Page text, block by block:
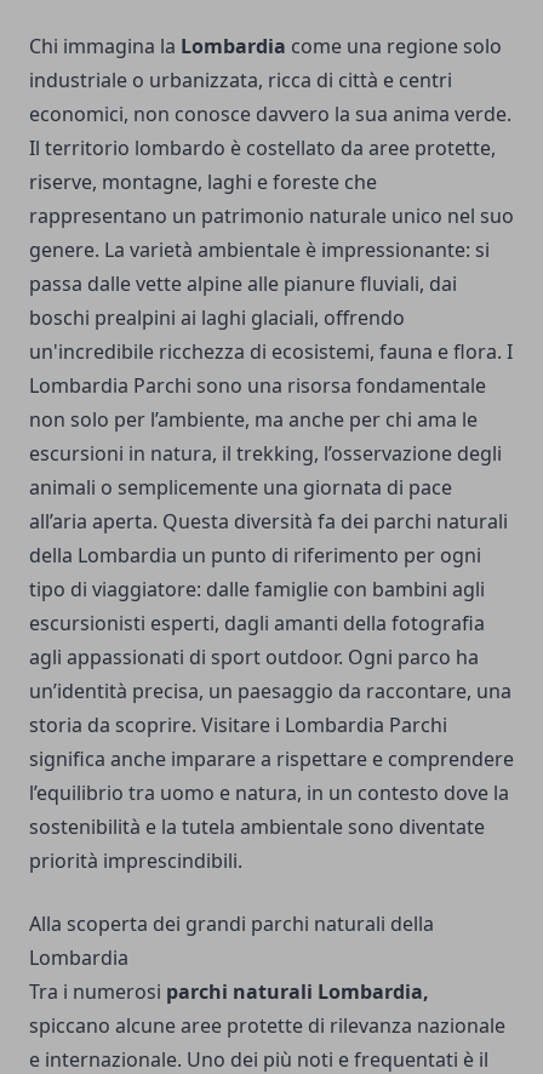
Chi immagina la Lombardia come una regione solo
industriale o urbanizzata, ricca di città e centri
economici, non conosce davvero la sua anima verde.
Il territorio lombardo è costellato da aree protette,
riserve, montagne, laghi e foreste che
rappresentano un patrimonio naturale unico nel suo
genere. La varietà ambientale è impressionante: si
passa dalle vette alpine alle pianure fluviali, dai
boschi prealpini ai laghi glaciali, offrendo
un'incredibile ricchezza di ecosistemi, fauna e flora. I
Lombardia Parchi sono una risorsa fondamentale
non solo per l’ambiente, ma anche per chi ama le
escursioni in natura, il trekking, l’osservazione degli
animali o semplicemente una giornata di pace
all’aria aperta. Questa diversità fa dei parchi naturali
della Lombardia un punto di riferimento per ogni
tipo di viaggiatore: dalle famiglie con bambini agli
escursionisti esperti, dagli amanti della fotografia
agli appassionati di sport outdoor. Ogni parco ha
un’identità precisa, un paesaggio da raccontare, una
storia da scoprire. Visitare i Lombardia Parchi
significa anche imparare a rispettare e comprendere
l’equilibrio tra uomo e natura, in un contesto dove la
sostenibilità e la tutela ambientale sono diventate
priorità imprescindibili.
Alla scoperta dei grandi parchi naturali della
Lombardia
Tra i numerosi parchi naturali Lombardia,
spiccano alcune aree protette di rilevanza nazionale
e internazionale. Uno dei più noti e frequentati è il